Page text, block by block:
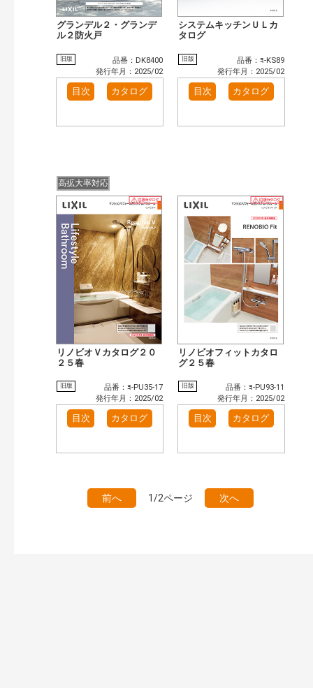
グランデル２・グランデ
ル２防火戸
旧版
品番：DK8400
発行年月：2025/02
目次 カタログ
システムキッチンＵＬカ
タログ
旧版
品番：ﾖ-KS89
発行年月：2025/02
目次 カタログ
高拡大率対応
リノビオＶカタログ２０
２５春
旧版
品番：ﾖ-PU35-17
発行年月：2025/02
目次 カタログ
リノビオフィットカタロ
グ２５春
旧版
品番：ﾖ-PU93-11
発行年月：2025/02
目次 カタログ
前へ 1/2ページ 次へ